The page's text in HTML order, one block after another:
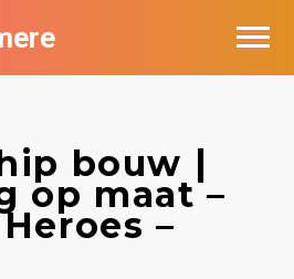
bouw |
op maat –
–
in Almere